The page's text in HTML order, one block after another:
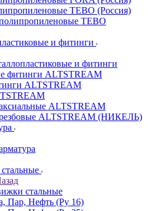
TEBO (Россия)
TEBO
и фитинги
и фитинги
фитинги ALTSTREAM
ALTSTREAM
ALTSTREAM
ALTSTREAM (НИКЕЛЬ)
стальные
Пар, Нефть (Ру 16)